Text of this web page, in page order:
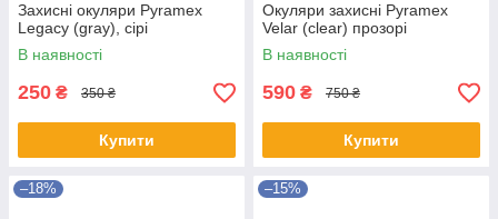
Захисні окуляри Pyramex
Legacy (gray), сірі
В наявності
250 ₴ 350 ₴
Купити
Окуляри захисні Pyramex
Velar (clear) прозорі
В наявності
590 ₴ 750 ₴
Купити
–18% –15%